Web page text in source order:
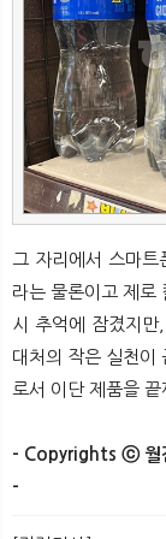
그 자리에서 스마
라는 물론이고 제로
시 추억에 잠겼지
대처의 작은 실천이
로서 이단 제품을
- Copyrights ⓒ 월간
-